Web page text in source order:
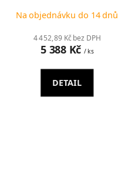
Na objednávku do 14 dnů
4 452,89 Kč bez DPH
5 388 Kč / ks
DETAIL